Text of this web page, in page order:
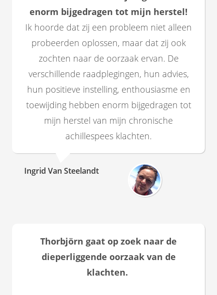
enorm bijgedragen tot mijn herstel!
Ik hoorde dat zij een probleem niet alleen
probeerden oplossen, maar dat zij ook
zochten naar de oorzaak ervan. De
verschillende raadplegingen, hun advies,
hun positieve instelling, enthousiasme en
toewijding hebben enorm bijgedragen tot
mijn herstel van mijn chronische
achillespees klachten.
Ingrid Van Steelandt
Thorbjörn gaat op zoek naar de
dieperliggende oorzaak van de
klachten.